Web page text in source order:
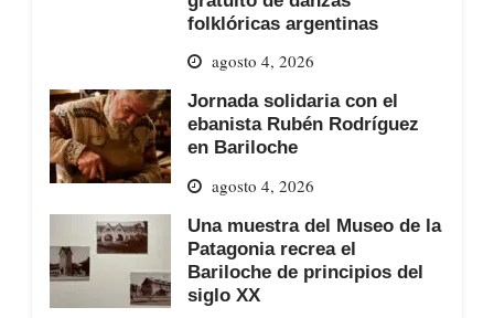
folklóricas argentinas
agosto 4, 2026
Jornada solidaria con el
ebanista Rubén Rodríguez
en Bariloche
agosto 4, 2026
Una muestra del Museo de la
Patagonia recrea el
Bariloche de principios del
siglo XX